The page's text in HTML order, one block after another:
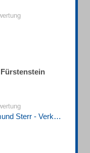
Rechtsanwalt Edmund Sterr - Verkehrsrecht